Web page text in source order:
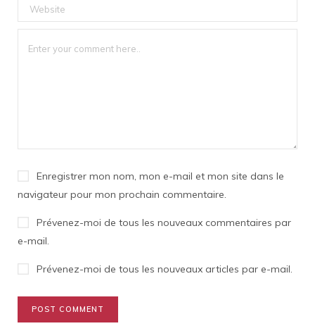
Enregistrer mon nom, mon e-mail et mon site dans le
navigateur pour mon prochain commentaire.
Prévenez-moi de tous les nouveaux commentaires par
e-mail.
Prévenez-moi de tous les nouveaux articles par e-mail.